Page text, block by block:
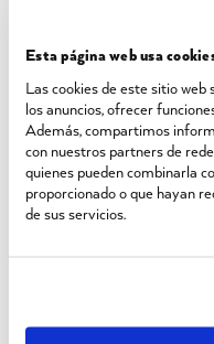
Esta página web usa
Las cookies de este sitio
los anuncios, ofrecer
Además, compartimos
con nuestros partners de
quienes pueden combinarla
proporcionado o que hayan
de sus servicios.